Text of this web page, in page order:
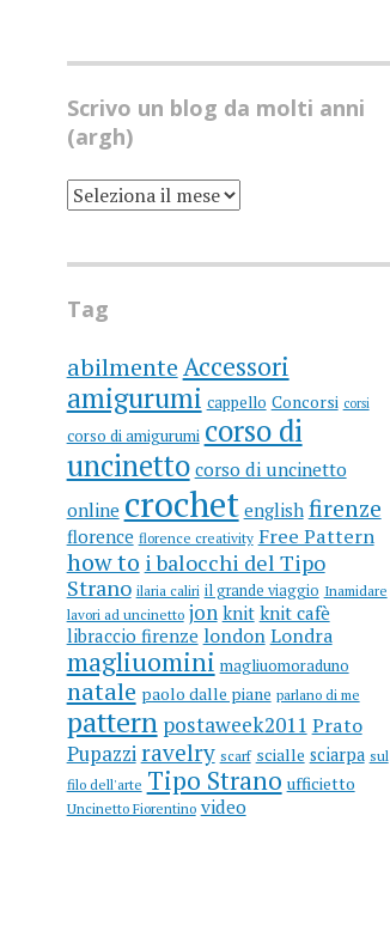
Scrivo un blog da molti anni
(argh)
SCRIVO
UN
MOLTI
(ARGH)
Tag
abilmenteAccessori
amigurumi cappello Concorsi corsi
corso di amigurumi corso di
uncinetto corso di uncinetto
online crochet english firenze
florence florence creativity Free Pattern
how to i balocchi del Tipo
Strano ilaria caliri il grande viaggio Inamidare
lavori ad uncinetto jon knit knit cafè
libraccio firenze london Londra
magliuomini magliuomoraduno
natale paolo dalle piane parlano di me
pattern postaweek2011 Prato
Pupazziravelry scarf scialle sciarpa sul
filo dell'arte Tipo Strano ufficietto
Uncinetto Fiorentino video